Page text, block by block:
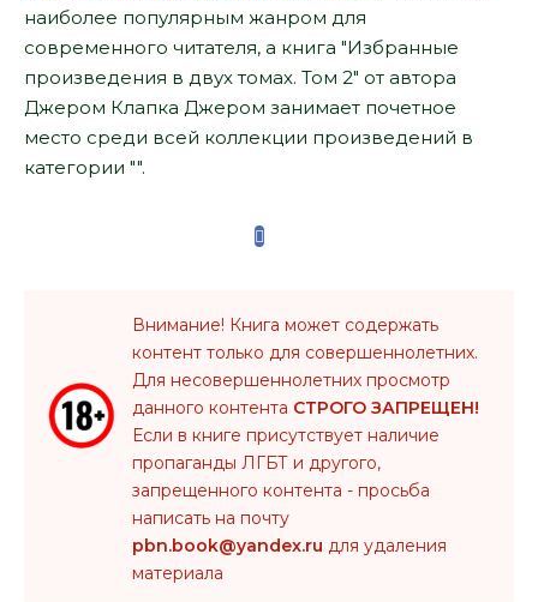
наиболее популярным жанром для
современного читателя, а книга "Избранные
произведения в двух томах. Том 2" от автора
Джером Клапка Джером занимает почетное
место среди всей коллекции произведений в
категории "".
Внимание! Книга может содержать
контент только для совершеннолетних.
Для несовершеннолетних просмотр
данного контента СТРОГО ЗАПРЕЩЕН!
Если в книге присутствует наличие
пропаганды ЛГБТ и другого,
запрещенного контента - просьба
написать на почту
pbn.book@yandex.ru для удаления
материала